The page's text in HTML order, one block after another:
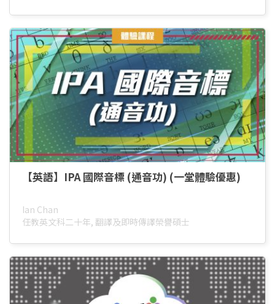
【英語】IPA 國際音標 (通音功) (一堂體驗優惠)
Ian Chan
任教英文科二十年, 翻譯及即時傳譯榮譽碩士